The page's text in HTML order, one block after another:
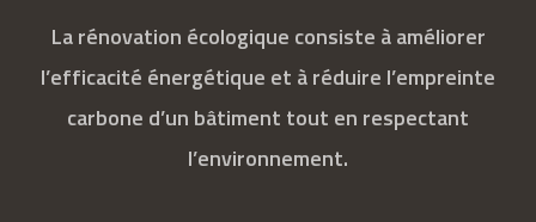
La rénovation écologique consiste à améliorer
l’efficacité énergétique et à réduire l’empreinte
carbone d’un bâtiment tout en respectant
l’environnement.